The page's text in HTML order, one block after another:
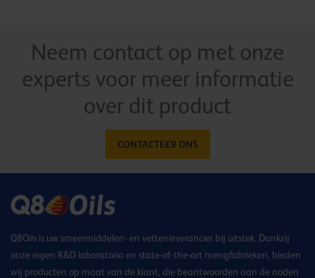
Neem contact op met onze
experts voor meer informatie
over dit product
CONTACTEER ONS
Q8Oils is uw smeermiddelen- en vettenleverancier bij uitstek. Dankzij
onze eigen R&D laboratoria en state-of-the-art mengfabrieken, bieden
wij producten op maat van de klant, die beantwoorden aan de noden